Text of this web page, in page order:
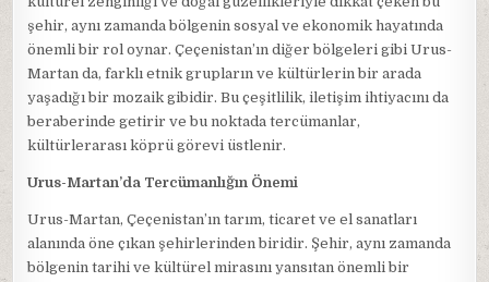
şehir, aynı zamanda bölgenin sosyal ve ekonomik hayatında
önemli bir rol oynar. Çeçenistan’ın diğer bölgeleri gibi Urus-
Martan da, farklı etnik grupların ve kültürlerin bir arada
yaşadığı bir mozaik gibidir. Bu çeşitlilik, iletişim ihtiyacını da
beraberinde getirir ve bu noktada tercümanlar,
kültürlerarası köprü görevi üstlenir.
Urus-Martan’da Tercümanlığın Önemi
Urus-Martan, Çeçenistan’ın tarım, ticaret ve el sanatları
alanında öne çıkan şehirlerinden biridir. Şehir, aynı zamanda
bölgenin tarihi ve kültürel mirasını yansıtan önemli bir